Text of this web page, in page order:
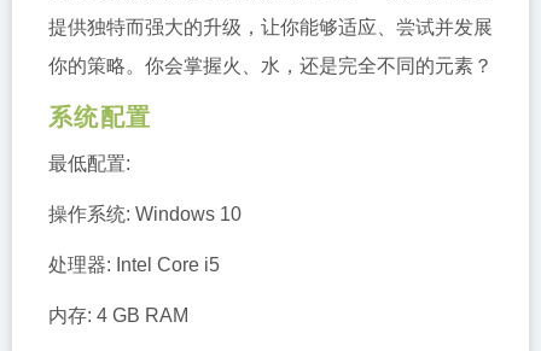
提供独特而强大的升级，让你能够适应、尝试并发展
你的策略。你会掌握火、水，还是完全不同的元素？
系统配置
最低配置:
操作系统: Windows 10
处理器: Intel Core i5
内存: 4 GB RAM